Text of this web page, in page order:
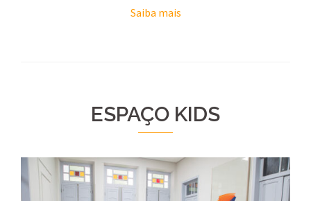
Saiba mais
ESPAÇO KIDS